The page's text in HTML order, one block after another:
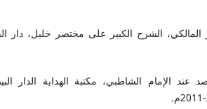
المالكي، الشرح الكبير على مختصر خليل، دار
عند الإمام الشاطبي، مكتبة الهداية الدار